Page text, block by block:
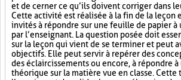
et de cerner ce qu’ils doivent corriger dans
Cette activité est réalisée à la fin de la leçon
invités à répondre sur une feuille de papier à
par l’enseignant. La question posée doit
sur la leçon qui vient de se terminer et peut
objectifs. Elle peut servir à repérer des
des éclaircissements ou encore, à répondre
théorique sur la matière vue en classe.